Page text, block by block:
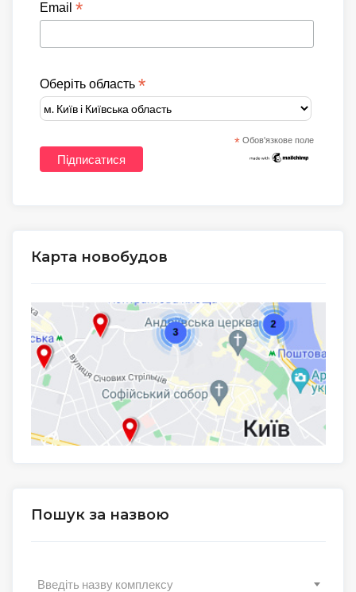
Email *
Оберіть область *
* Обов'язкове поле
Карта новобудов
Пошук за назвою
Введіть назву комплексу